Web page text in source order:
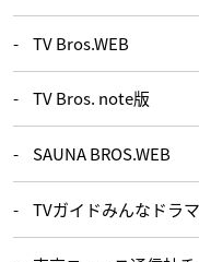
TV Bros.WEB
TV Bros. note版
SAUNA BROS.WEB
TVガイドみんなドラマ